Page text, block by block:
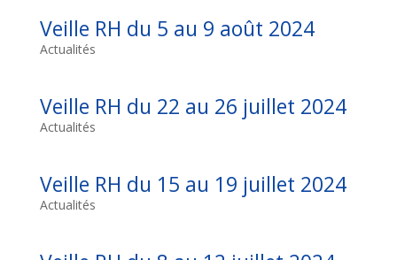
Veille RH du 5 au 9 août 2024
Actualités
Veille RH du 22 au 26 juillet 2024
Actualités
Veille RH du 15 au 19 juillet 2024
Actualités